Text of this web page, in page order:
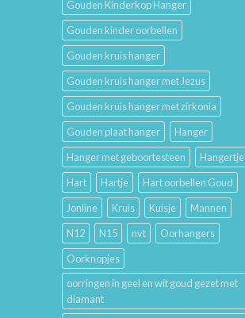
Gouden Kinderkop Hanger
Gouden kinder oorbellen
Gouden kruis hanger
Gouden kruis hanger met Jezus
Gouden kruis hanger met zirkonia
Gouden plaat hanger
Hanger
Hanger met geboortesteen
Hangertje
Hart
Hartje
Hart oorbellen Goud
Jonline
Kruis Kuisje
Mannen
N12
N15 nvt
Oorhangers
Oorknopjes
oorringen in geel en wit goud gezet met
diamant